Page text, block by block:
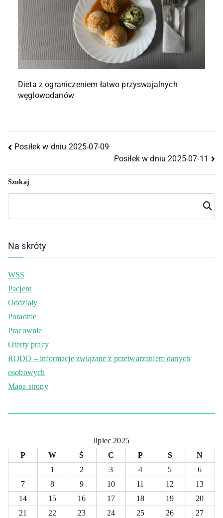
Dieta z ograniczeniem łatwo przyswajalnych
węglowodanów
Posiłek w dniu 2025-07-09
Posiłek w dniu 2025-07-11
Szukaj
Szuka
j
Na skróty
WSS
Pacjent
Oddziały
Poradnie
Pracownie
Oferty pracy
RODO – informacje związane z przetwarzaniem danych
osobowych
Mapa strony
lipiec 2025
P
W Ś C P S
N
1
2 3 4 5
6
7
8 9 10 11 12
13
14
15 16 17 18 19
20
21
22 23 24 25 26
27